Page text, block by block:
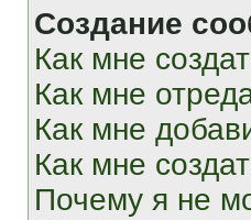
Создание
Как мне
Как мне
Как мне
Как мне
Почему я не